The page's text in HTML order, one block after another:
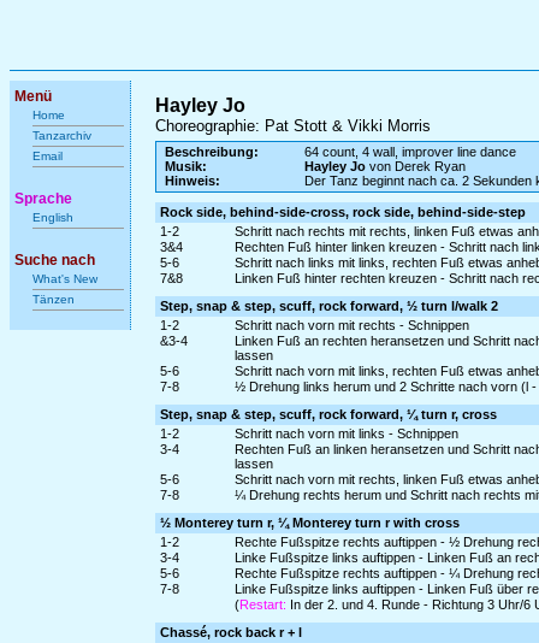
Menü
Home
Tanzarchiv
Email
Sprache
English
Suche nach
What's New
Tänzen
Hayley Jo
Choreographie: Pat Stott & Vikki Morris
Beschreibung:
64 count, 4 wall, improver line dance
Musik:
Hayley Jovon Derek Ryan
Hinweis:
Der Tanz beginnt nach ca. 2
Rock side, behind-side-cross, rock side, behind-side-step
1-2
Schritt nach rechts mit rechts, linken Fuß etwas
3&4
Rechten Fuß hinter linken kreuzen - Schritt nach
5-6
Schritt nach links mit links, rechten Fuß etwas
7&8
Linken Fuß hinter rechten kreuzen - Schritt nach
Step, snap & step, scuff, rock forward, ½ turn l/walk 2
1-2
Schritt nach vorn mit rechts - Schnippen
&3-4
Linken Fuß an rechten heransetzen und Schritt
lassen
5-6
Schritt nach vorn mit links, rechten Fuß etwas
7-8
½ Drehung links herum und 2 Schritte nach vorn (l
Step, snap & step, scuff, rock forward, ¼ turn r, cross
1-2
Schritt nach vorn mit links - Schnippen
3-4
Rechten Fuß an linken heransetzen und Schritt
lassen
5-6
Schritt nach vorn mit rechts, linken Fuß etwas
7-8
¼ Drehung rechts herum und Schritt nach rechts
½ Monterey turn r, ¼ Monterey turn r with cross
1-2
Rechte Fußspitze rechts auftippen - ½ Drehung
3-4
Linke Fußspitze links auftippen - Linken Fuß an
5-6
Rechte Fußspitze rechts auftippen - ¼ Drehung
7-8
Linke Fußspitze links auftippen - Linken Fuß über
(Restart: In der 2. und 4. Runde - Richtung 3 Uhr/
Chassé, rock back r + l